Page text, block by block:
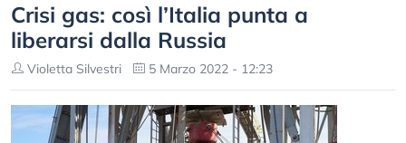
Crisi gas: così l’Italia punta a
liberarsi dalla Russia
Violetta Silvestri 5 Marzo 2022 - 12:23